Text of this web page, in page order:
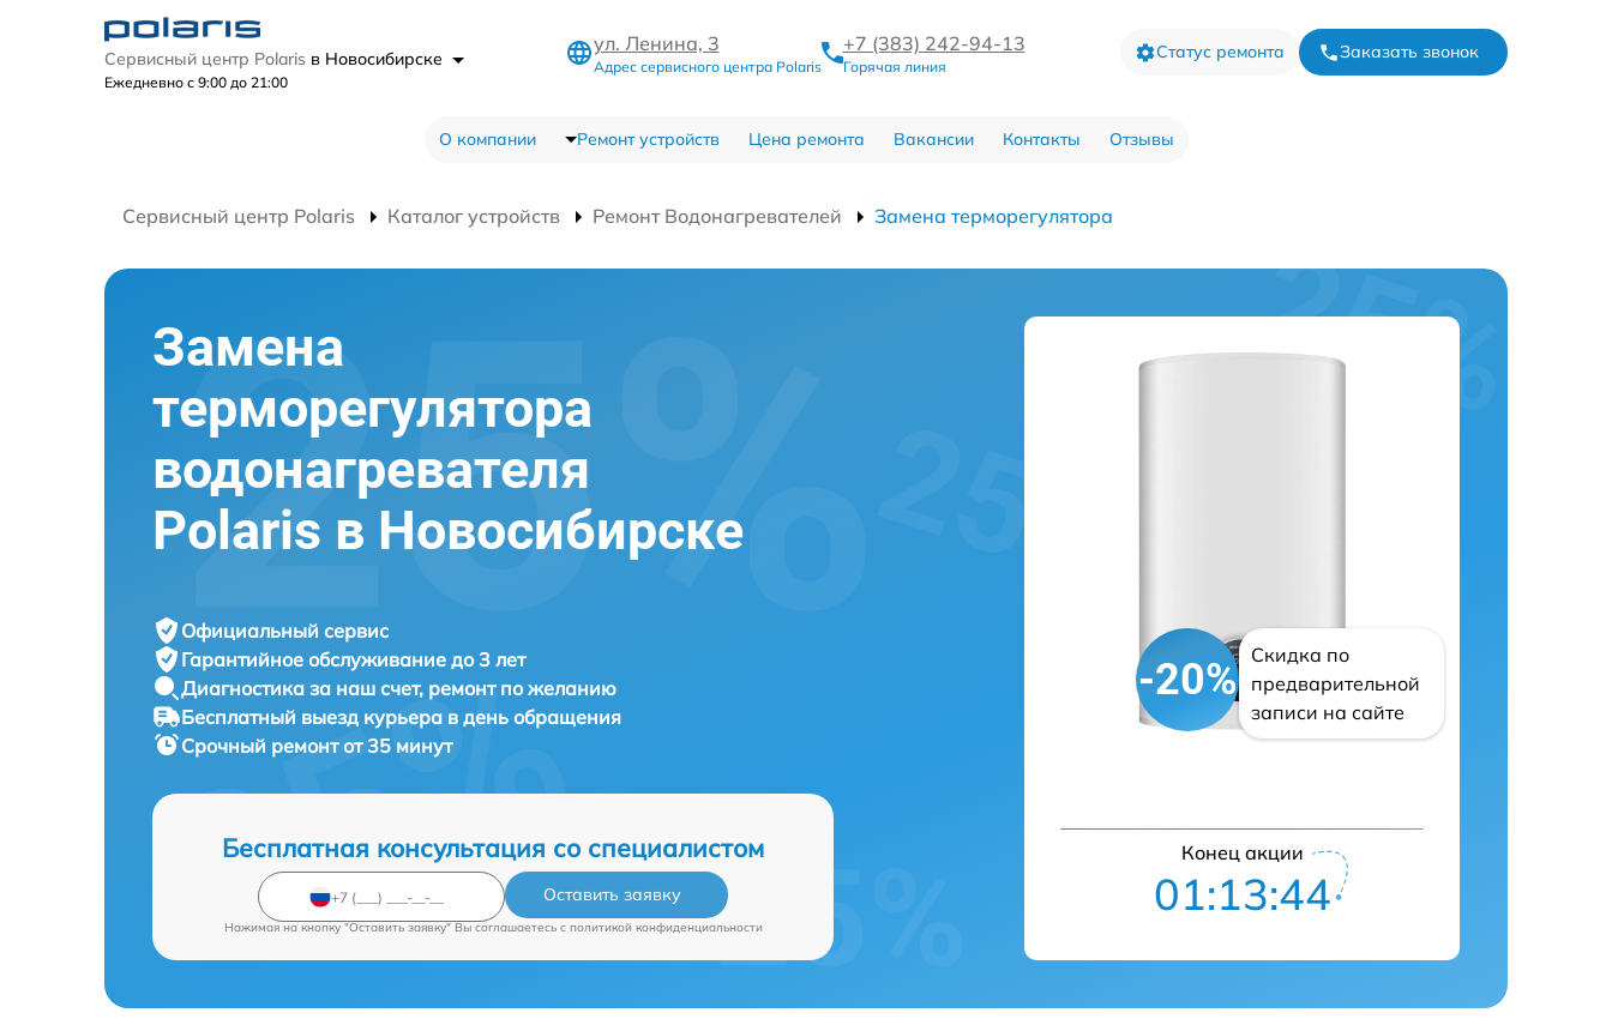
Сервисный центр Polaris в Новосибирске
Ежедневно с 9:00 до 21:00
ул. Ленина, 3
Адрес сервисного центра Polaris
+7 (383) 242-94-13
Горячая линия
Статус ремонта Заказать звонок
О компании Ремонт устройств Цена ремонта Вакансии Контакты Отзывы
Сервисный центр Polaris Каталог устройств Ремонт Водонагревателей Замена терморегулятора
Замена
терморегулятора
водонагревателя
Polaris в Новосибирске
Официальный сервис
Гарантийное обслуживание до 3 лет
Диагностика за наш счет, ремонт по желанию
Бесплатный выезд курьера в день обращения
Срочный ремонтот 35 минут
Бесплатная консультация со специалистом
Оставить заявку
Нажимая на кнопку "Оставить заявку" Вы соглашаетесь c политикой конфиденциальности
-20%
Скидка по
предварительной
записи на сайте
Конец акции
01:13:43